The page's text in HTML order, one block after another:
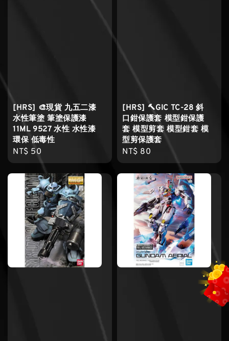
[HRS] 🎨現貨 九五二漆
水性筆塗 筆塗保護漆
11ML 9527 水性 水性漆
環保 低毒性
Regular
price
NT$ 50
[HRS] 🔨GIC TC-28 斜
口鉗保護套 模型鉗保護
套 模型剪套 模型鉗套 模
型剪保護套
Regular
price
NT$ 80